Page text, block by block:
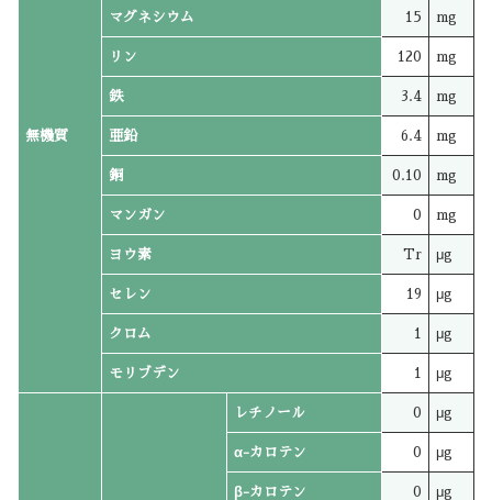
無機質
マグネシウム 15 mg
リン 120 mg
鉄 3.4 mg
亜鉛 6.4 mg
銅 0.10 mg
マンガン 0 mg
ヨウ素 Tr μg
セレン 19 μg
クロム 1 μg
モリブデン 1 μg
レチノール 0 μg
α-カロテン 0 μg
β-カロテン 0 μg